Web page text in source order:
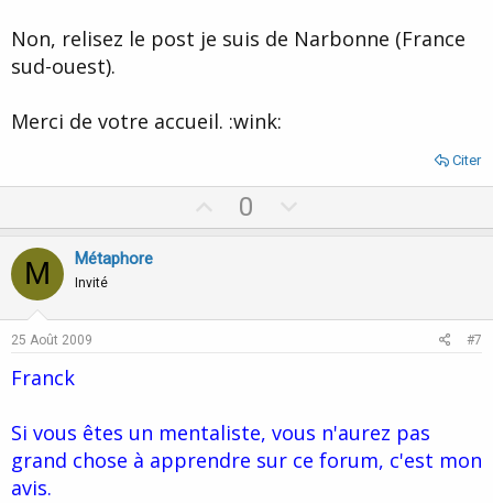
Non, relisez le post je suis de Narbonne (France
sud-ouest).
Merci de votre accueil. :wink:
Citer
p
t
0
o
v
M Métaphore
Invité
25 Août 2009 #7
Franck
Si vous êtes un mentaliste, vous n'aurez pas
grand chose à apprendre sur ce forum, c'est mon
avis.